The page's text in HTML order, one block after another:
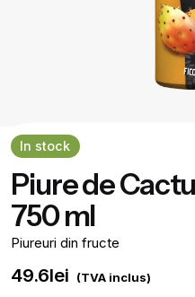
In stock
Piure de
750 ml
Piureuri din fructe
49.6lei (TVA inclus)